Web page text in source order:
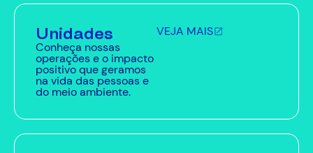
Unidades
Conheça nossas
operações e o impacto
positivo que geramos
na vida das pessoas e
do meio ambiente.
VEJA MAIS